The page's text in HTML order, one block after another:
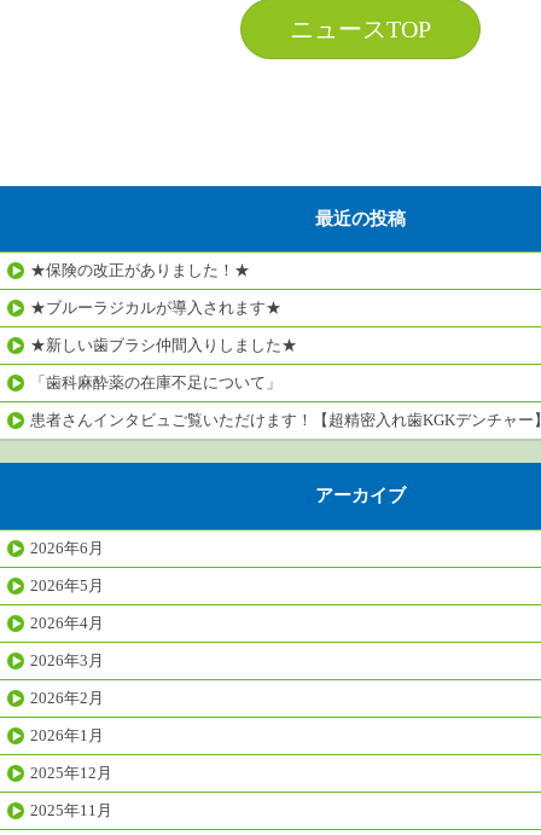
ニュースTOP
最近の投稿
★保険の改正がありました！★
★ブルーラジカルが導入されます★
★新しい歯ブラシ仲間入りしました★
「歯科麻酔薬の在庫不足について」
患者さんインタビュご覧いただけます！【超精密入れ歯KGKデンチャー
アーカイブ
2026年6月
2026年5月
2026年4月
2026年3月
2026年2月
2026年1月
2025年12月
2025年11月